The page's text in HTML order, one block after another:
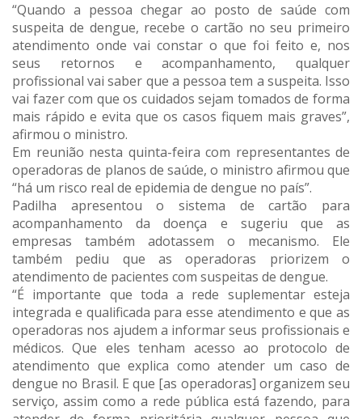
“Quando a pessoa chegar ao posto de saúde com
suspeita de dengue, recebe o cartão no seu primeiro
atendimento onde vai constar o que foi feito e, nos
seus retornos e acompanhamento, qualquer
profissional vai saber que a pessoa tem a suspeita. Isso
vai fazer com que os cuidados sejam tomados de forma
mais rápido e evita que os casos fiquem mais graves”,
afirmou o ministro.
Em reunião nesta quinta-feira com representantes de
operadoras de planos de saúde, o ministro afirmou que
“há um risco real de epidemia de dengue no país”.
Padilha apresentou o sistema de cartão para
acompanhamento da doença e sugeriu que as
empresas também adotassem o mecanismo. Ele
também pediu que as operadoras priorizem o
atendimento de pacientes com suspeitas de dengue.
“É importante que toda a rede suplementar esteja
integrada e qualificada para esse atendimento e que as
operadoras nos ajudem a informar seus profissionais e
médicos. Que eles tenham acesso ao protocolo de
atendimento que explica como atender um caso de
dengue no Brasil. E que [as operadoras] organizem seu
serviço, assim como a rede pública está fazendo, para